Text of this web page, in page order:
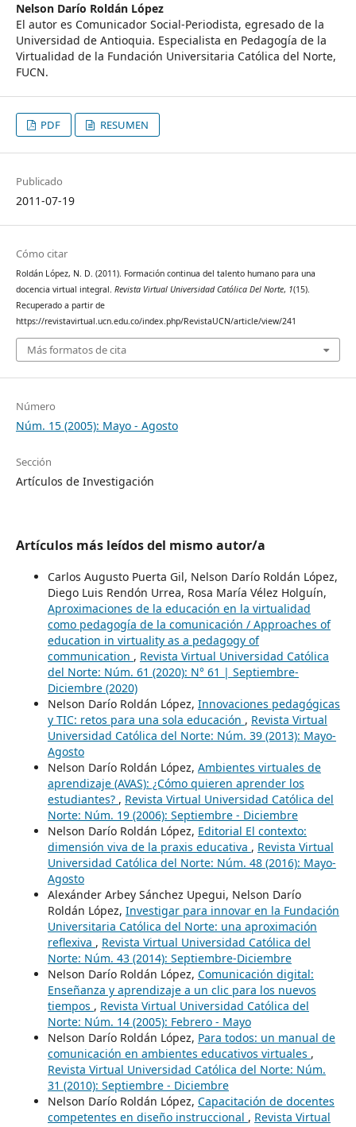
Nelson Darío Roldán López
El autor es Comunicador Social-Periodista, egresado de la
Universidad de Antioquia. Especialista en Pedagogía de la
Virtualidad de la Fundación Universitaria Católica del Norte,
FUCN.
PDF RESUMEN
Publicado
2011-07-19
Cómo citar
Roldán López, N. D. (2011). Formación continua del talento humano para una
docencia virtual integral. Revista Virtual Universidad Católica Del Norte, 1(15).
Recuperado a partir de
https://revistavirtual.ucn.edu.co/index.php/RevistaUCN/article/view/241
Más formatos de cita
Número
Núm. 15 (2005): Mayo - Agosto
Sección
Artículos de Investigación
Artículos más leídos del mismo autor/a
Carlos Augusto Puerta Gil, Nelson Darío Roldán López,
Diego Luis Rendón Urrea, Rosa María Vélez Holguín,
Aproximaciones de la educación en la virtualidad
como pedagogía de la comunicación / Approaches of
education in virtuality as a pedagogy of
communication , Revista Virtual Universidad Católica
del Norte: Núm. 61 (2020): N° 61 | Septiembre-
Diciembre (2020)
Nelson Darío Roldán López, Innovaciones pedagógicas
y TIC: retos para una sola educación , Revista Virtual
Universidad Católica del Norte: Núm. 39 (2013): Mayo-
Agosto
Nelson Darío Roldán López, Ambientes virtuales de
aprendizaje (AVAS): ¿Cómo quieren aprender los
estudiantes? , Revista Virtual Universidad Católica del
Norte: Núm. 19 (2006): Septiembre - Diciembre
Nelson Darío Roldán López, Editorial El contexto:
dimensión viva de la praxis educativa , Revista Virtual
Universidad Católica del Norte: Núm. 48 (2016): Mayo-
Agosto
Alexánder Arbey Sánchez Upegui, Nelson Darío
Roldán López, Investigar para innovar en la Fundación
Universitaria Católica del Norte: una aproximación
reflexiva , Revista Virtual Universidad Católica del
Norte: Núm. 43 (2014): Septiembre-Diciembre
Nelson Darío Roldán López, Comunicación digital:
Enseñanza y aprendizaje a un clic para los nuevos
tiempos , Revista Virtual Universidad Católica del
Norte: Núm. 14 (2005): Febrero - Mayo
Nelson Darío Roldán López, Para todos: un manual de
comunicación en ambientes educativos virtuales ,
Revista Virtual Universidad Católica del Norte: Núm.
31 (2010): Septiembre - Diciembre
Nelson Darío Roldán López, Capacitación de docentes
competentes en diseño instruccional , Revista Virtual